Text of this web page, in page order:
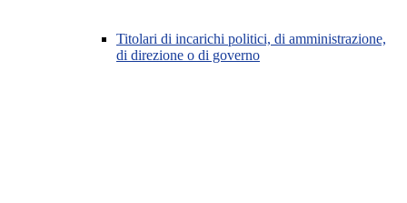
Titolari di incarichi politici, di amministrazione,
di direzione o di governo